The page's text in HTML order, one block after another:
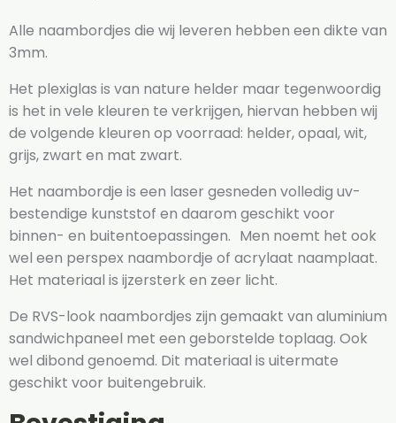
Alle naambordjes die wij leveren hebben een dikte van
3mm.
Het plexiglas is van nature helder maar tegenwoordig
is het in vele kleuren te verkrijgen, hiervan hebben wij
de volgende kleuren op voorraad: helder, opaal, wit,
grijs, zwart en mat zwart.
Het naambordje is een laser gesneden volledig uv-
bestendige kunststof en daarom geschikt voor
binnen- en buitentoepassingen. Men noemt het ook
wel een perspex naambordje of acrylaat naamplaat.
Het materiaal is ijzersterk en zeer licht.
De RVS-look naambordjes zijn gemaakt van aluminium
sandwichpaneel met een geborstelde toplaag. Ook
wel dibond genoemd. Dit materiaal is uitermate
geschikt voor buitengebruik.